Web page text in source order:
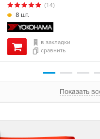
8 шт.
(14)
в закладки
сравнить
Показать